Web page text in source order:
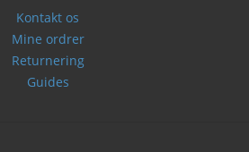
Kontakt os
Mine ordrer
Returnering
Guides